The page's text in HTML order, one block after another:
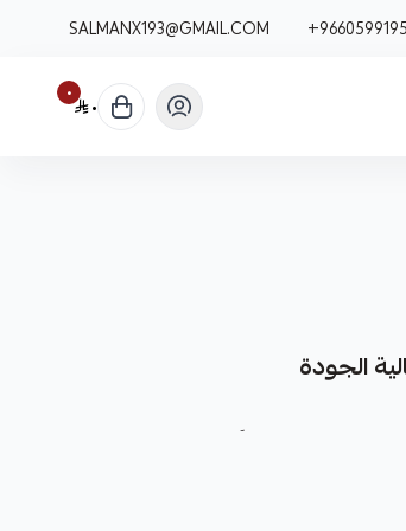
SALMANX193@GMAIL.COM
٠ ٠
الجودة
مصممة خصيصاً لضمان أداء مثالي